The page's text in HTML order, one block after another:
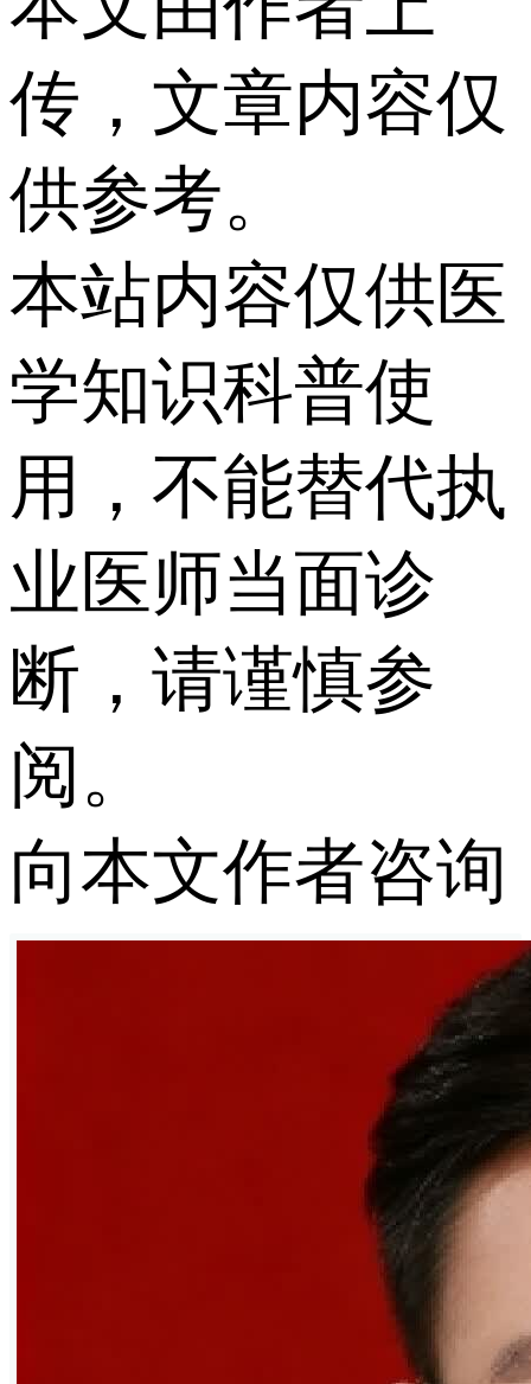
传，文章内容仅
供参考。
本站内容仅供医
学知识科普使
用，不能替代执
业医师当面诊
断，请谨慎参
阅。
向本文作者咨询